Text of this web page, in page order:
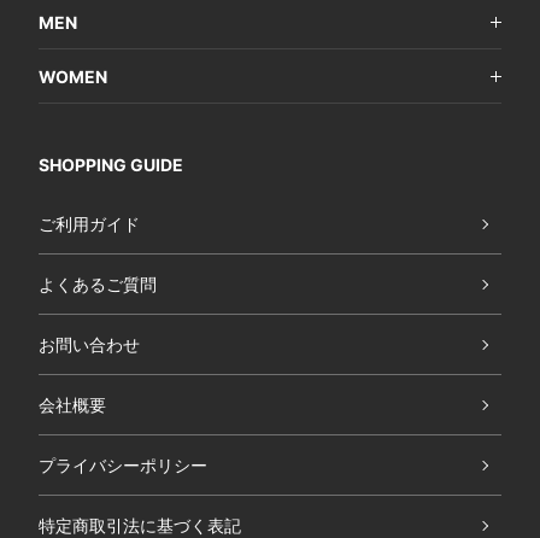
MEN
WOMEN
SHOPPING GUIDE
ご利用ガイド
よくあるご質問
お問い合わせ
会社概要
プライバシーポリシー
特定商取引法に基づく表記